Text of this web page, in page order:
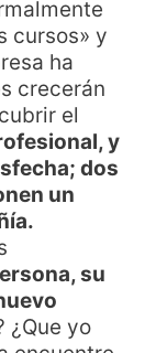
cursos» y
ha
crecerán
el
y
dos
un
su
¿Que yo